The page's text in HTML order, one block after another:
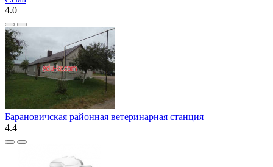
4.0
Барановичская районная ветеринарная станция
4.4